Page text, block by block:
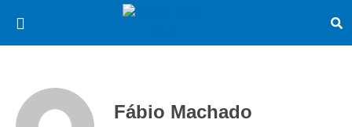
Fábio Machado